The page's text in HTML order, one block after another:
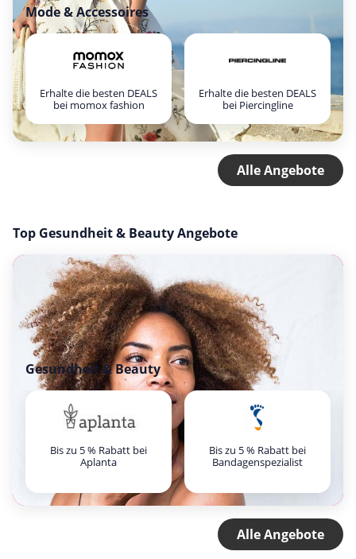
Mode & Accessoires
Erhalte die besten DEALS
bei momox fashion
Erhalte die besten DEALS
bei Piercingline
Alle Angebote
Top Gesundheit & Beauty Angebote
Gesundheit & Beauty
Bis zu 5 % Rabatt bei
Aplanta
Bis zu 5 % Rabatt bei
Bandagenspezialist
Alle Angebote